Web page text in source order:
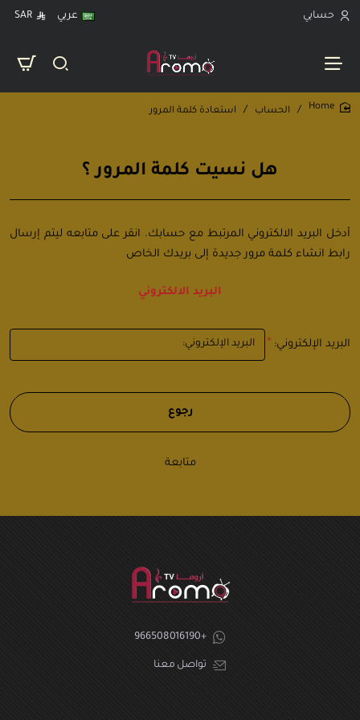
حسابي عربي SAR
الحساب استعادة كلمة المرور
هل نسيت كلمة المرور ؟
أدخل البريد الالكتروني المرتبط مع حسابك. انقر على متابعه ليتم إرسال
رابط انشاء كلمة مرور جديدة إلى بريدك الخاص
البريد الالكتروني
البريد الإلكتروني:
رجوع
متابعة
+966508016190
تواصل معنا